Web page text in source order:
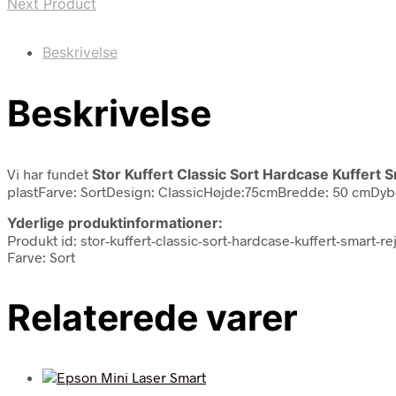
Beskrivelse
Beskrivelse
Vi har fundet Stor Kuffert Classic Sort Hardcase Kuffert
plastFarve: SortDesign: ClassicHøjde:75cmBredde: 50
Yderlige produktinformationer:
Produkt id: stor-kuffert-classic-sort-hardcase-kuffert-smart-
Farve: Sort
Relaterede varer